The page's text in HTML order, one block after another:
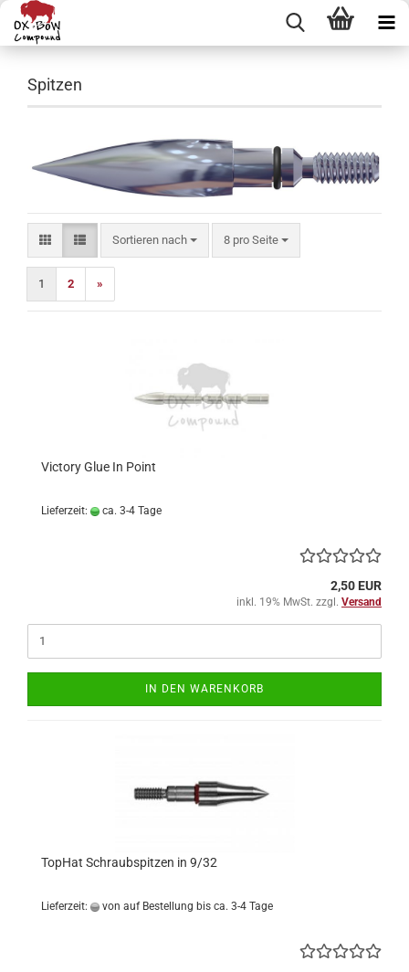
Spitzen
Sortieren nach
Sortieren nach 8 pro Seite
pro Seite
1 2 »
Victory Glue In Point
Lieferzeit: ca. 3-4 Tage
2,50 EUR
inkl. 19% MwSt. zzgl. Versand
IN DEN WARENKORB
TopHat Schraubspitzen in 9/32
Lieferzeit: von auf Bestellung bis ca. 3-4 Tage